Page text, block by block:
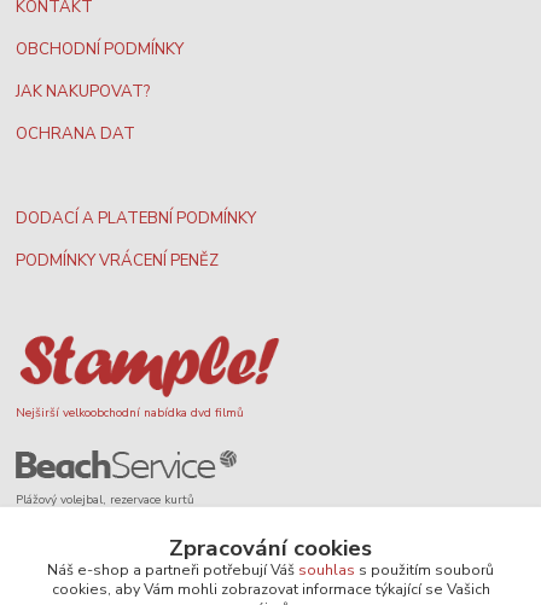
KONTAKT
OBCHODNÍ PODMÍNKY
JAK NAKUPOVAT?
OCHRANA DAT
DODACÍ A PLATEBNÍ PODMÍNKY
PODMÍNKY VRÁCENÍ PENĚZ
Nejširší velkoobchodní nabídka dvd filmů
Plážový volejbal, rezervace kurtů
Zpracování cookies
Náš e-shop a partneři potřebují Váš souhlas s použitím souborů
cookies, aby Vám mohli zobrazovat informace týkající se Vašich